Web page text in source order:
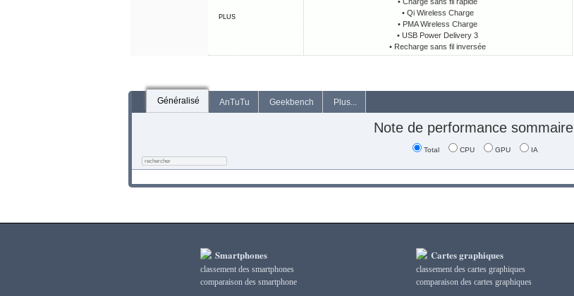
PLUS
• Qi Wireless Charge
• PMA Wireless Charge
• USB Power Delivery 3
• Recharge sans fil inversée
Généralisé AnTuTu Geekbench Plus...
Note de performance sommaire
Total CPU GPU IA
Smartphones
classement des smartphones
сomparaison des smartphone
Cartes graphiques
classement des cartes graphiques
сomparaison des cartes graphiques